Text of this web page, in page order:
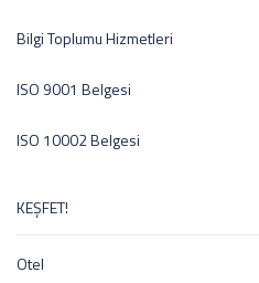
Bilgi Toplumu Hizmetleri
ISO 9001 Belgesi
ISO 10002 Belgesi
KEŞFET!
Otel